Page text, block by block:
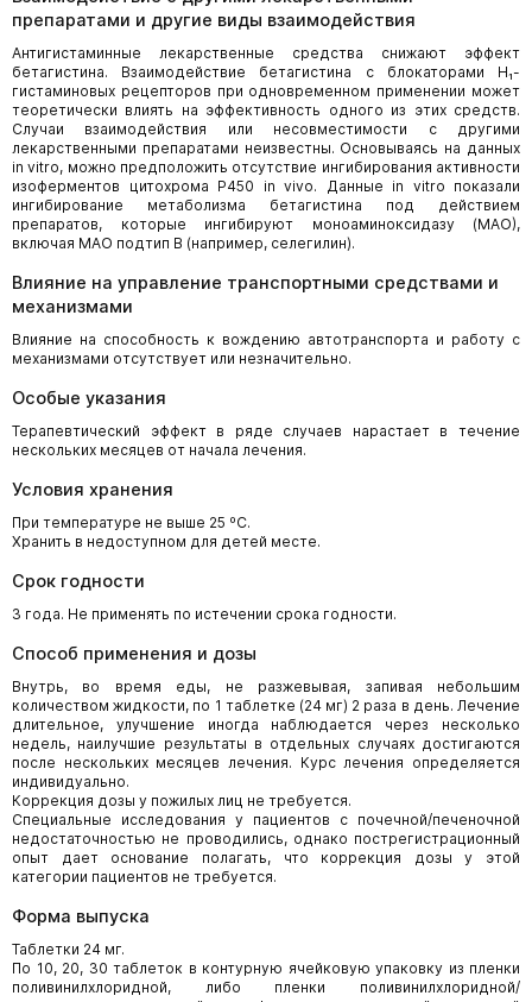
препаратами и другие виды взаимодействия
Антигистаминные лекарственные средства снижают эффект
бетагистина. Взаимодействие бетагистина с блокаторами Н₁-
гистаминовых рецепторов при одновременном применении может
теоретически влиять на эффективность одного из этих средств.
Случаи взаимодействия или несовместимости с другими
лекарственными препаратами неизвестны. Основываясь на данных
in vitro, можно предположить отсутствие ингибирования активности
изоферментов цитохрома Р450 in vivo. Данные in vitro показали
ингибирование метаболизма бетагистина под действием
препаратов, которые ингибируют моноаминоксидазу (МАО),
включая МАО подтип В (например, селегилин).
Влияние на управление транспортными средствами и
механизмами
Влияние на способность к вождению автотранспорта и работу с
механизмами отсутствует или незначительно.
Особые указания
Терапевтический эффект в ряде случаев нарастает в течение
нескольких месяцев от начала лечения.
Условия хранения
При температуре не выше 25 ºС.
Хранить в недоступном для детей месте.
Срок годности
3 года. Не применять по истечении срока годности.
Способ применения и дозы
Внутрь, во время еды, не разжевывая, запивая небольшим
количеством жидкости, по 1 таблетке (24 мг) 2 раза в день. Лечение
длительное, улучшение иногда наблюдается через несколько
недель, наилучшие результаты в отдельных случаях достигаются
после нескольких месяцев лечения. Курс лечения определяется
индивидуально.
Коррекция дозы у пожилых лиц не требуется.
Специальные исследования у пациентов с почечной/печеночной
недостаточностью не проводились, однако пострегистрационный
опыт дает основание полагать, что коррекция дозы у этой
категории пациентов не требуется.
Форма выпуска
Таблетки 24 мг.
По 10, 20, 30 таблеток в контурную ячейковую упаковку из пленки
поливинилхлоридной, либо пленки поливинилхлоридной/